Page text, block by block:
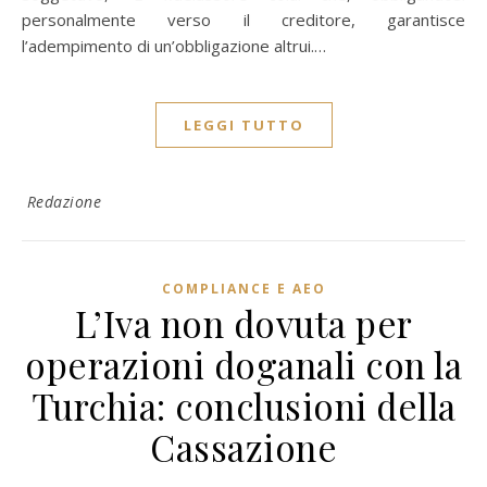
personalmente verso il creditore, garantisce
l’adempimento di un’obbligazione altrui.…
LEGGI TUTTO
Redazione
COMPLIANCE E AEO
L’Iva non dovuta per
operazioni doganali con la
Turchia: conclusioni della
Cassazione